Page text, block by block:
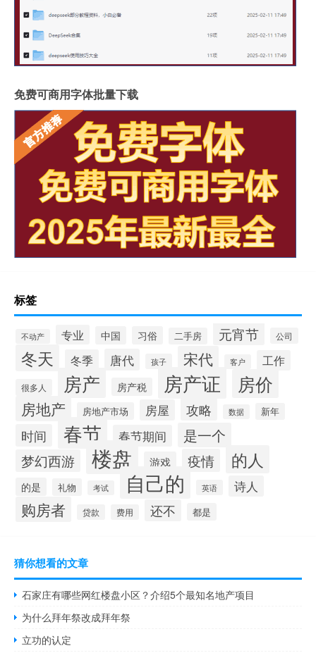
免费可商用字体批量下载
标签
不动产 专业 中国 习俗 二手房 元宵节 公司
冬天 冬季 唐代 孩子 宋代 客户 工作
很多人 房产 房产税 房产证 房价
房地产 房地产市场 房屋 攻略 数据 新年
时间 春节 春节期间 是一个
梦幻西游 楼盘 游戏 疫情 的人
的是 礼物 考试 自己的 英语 诗人
购房者 贷款 费用 还不 都是
猜你想看的文章
石家庄有哪些网红楼盘小区？介绍5个最知名地产项目
为什么拜年祭改成拜年祭
立功的认定